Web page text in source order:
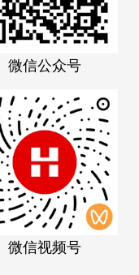
微信公众号
微信视频号